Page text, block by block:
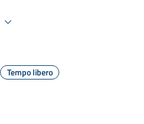
Tempo libero